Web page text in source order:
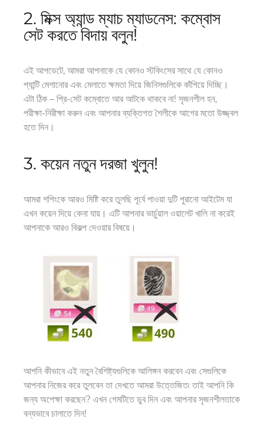
2. মিক্স অ্যান্ড ম্যাচ ম্যাডনেস: কম্বোস
সেট করতে বিদায় বলুন!
এই আপডেটে, আমরা আপনাকে যে কোনও স্টকিংসের সাথে যে কোনও
প্যান্টি মেশানোর এবং মেলাতে ক্ষমতা দিয়ে জিনিসগুলিকে কাঁপিয়ে দিচ্ছি।
এটা ঠিক – প্রি-সেট কম্বোতে আর আটকে থাকবে না! সৃজনশীল হন,
পরীক্ষা-নিরীক্ষা করুন এবং আপনার ব্যক্তিগত শৈলীকে আগের মতো উজ্জ্বল
হতে দিন।
3. কয়েন নতুন দরজা খুলুন!
আমরা শপিংকে আরও মিষ্টি করে তুলছি পূর্বে পাওয়া দুটি পুরানো আইটেম যা
এখন কয়েন দিয়ে কেনা যায়। এটি আপনার ভার্চুয়াল ওয়ালেট খালি না করেই
আপনাকে আরও বিকল্প দেওয়ার বিষয়ে।
আপনি কীভাবে এই নতুন বৈশিষ্ট্যগুলিকে আলিঙ্গন করবেন এবং সেগুলিকে
আপনার নিজের করে তুলবেন তা দেখতে আমরা উত্তেজিত৷ তাই আপনি কি
জন্য অপেক্ষা করছেন? এখন গেমটিতে ডুব দিন এবং আপনার সৃজনশীলতাকে
বন্যভাবে চালাতে দিন!